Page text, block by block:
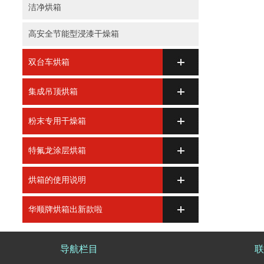
洁净烘箱
高安全节能型浸漆干燥箱
双台车烘箱
集成吊顶烘箱
粉末专用干燥箱
特氟龙涂层烘箱
烘箱的使用说明
华顺牌烘箱出新款啦
导航栏目